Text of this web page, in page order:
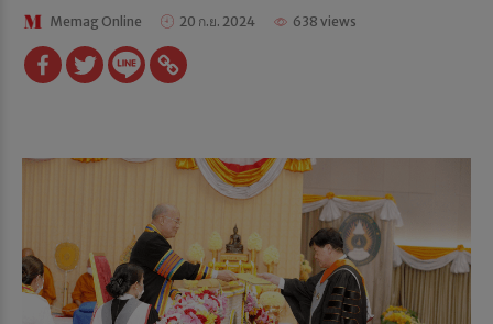
Memag Online 20 ก.ย. 2024 638 views